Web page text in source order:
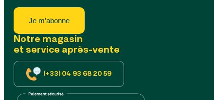
Je m’abonne
Notre magasin
et service après-vente
(+33) 04 93 68 20 59